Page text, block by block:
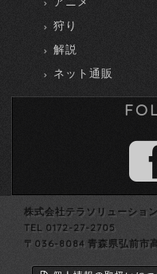
狩り
解説
ネット通販
株式会社テラソリューション
TEL 0172-27-2705
〒036-8084 青森県弘前市